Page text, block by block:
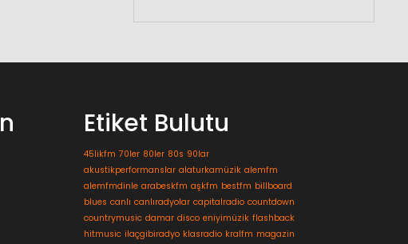
Etiket Bulutu
45likfm 70ler 80ler 80s 90lar
akustikperformanslar alaturkamüzik alemfm
alemfmdinle arabeskfm aşkfm bestfm billboard
blues canlı canlıradyolar capitalradio countdown
countrymusic damar disco eniyimüzik flashback
hitmusic ilaçgibiradyo klasradio kralfm magazin